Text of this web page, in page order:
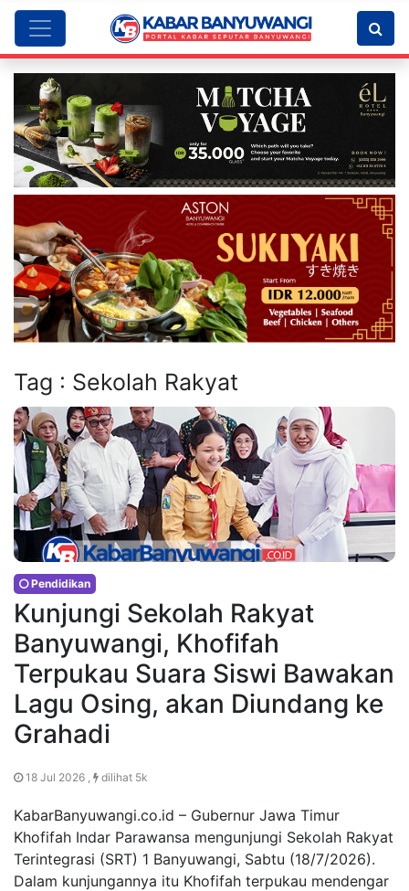
Tag : Sekolah Rakyat
Pendidikan
Kunjungi Sekolah Rakyat
Banyuwangi, Khofifah
Terpukau Suara Siswi Bawakan
Lagu Osing, akan Diundang ke
Grahadi
18 Jul 2026 , dilihat 5k
KabarBanyuwangi.co.id – Gubernur Jawa Timur
Khofifah Indar Parawansa mengunjungi Sekolah Rakyat
Terintegrasi (SRT) 1 Banyuwangi, Sabtu (18/7/2026).
Dalam kunjungannya itu Khofifah terpukau mendengar